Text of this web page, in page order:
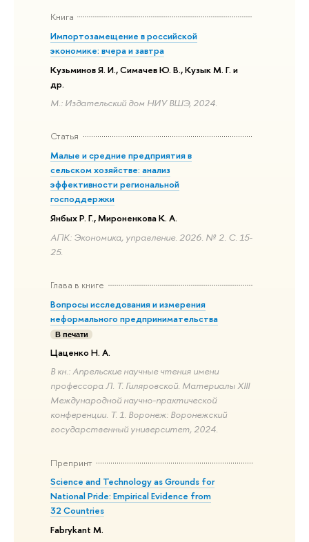
Книга
Импортозамещение в российской
экономике: вчера и завтра
Кузьминов Я. И., Симачев Ю. В., Кузык М. Г. и
др.
М.: Издательский дом НИУ ВШЭ, 2024.
Статья
Малые и средние предприятия в
сельском хозяйстве: анализ
эффективности региональной
господдержки
Янбых Р. Г., Мироненкова К. А.
АПК: Экономика, управление. 2026. № 2. С. 15-
25.
Глава в книге
Вопросы исследования и измерения
неформального предпринимательства
В печати
Цаценко Н. А.
В кн.: Апрельские научные чтения имени
профессора Л. Т. Гиляровской. Материалы XIII
Международной научно-практической
конференции. Т. 1. Воронеж: Воронежский
государственный университет, 2024.
Препринт
Science and Technology as Grounds for
National Pride: Empirical Evidence from
32 Countries
Fabrykant M.